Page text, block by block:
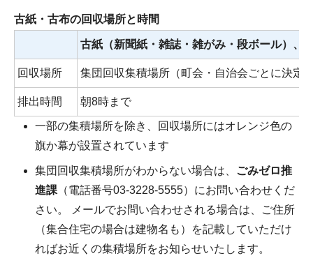
古紙・古布の回収場所と時間
古紙（新聞紙・雑誌・雑がみ・段ボール）、
回収場所 集団回収集積場所（町会・自治会ごとに決定
排出時間 朝8時まで
一部の集積場所を除き、回収場所にはオレンジ色の
旗か幕が設置されています
集団回収集積場所がわからない場合は、
ごみゼロ推
進課 （電話番号03-3228-5555）にお問い合わせくだ
さい。 メールでお問い合わせされる場合は、ご住所
（集合住宅の場合は建物名も）を記載していただけ
ればお近くの集積場所をお知らせいたします。